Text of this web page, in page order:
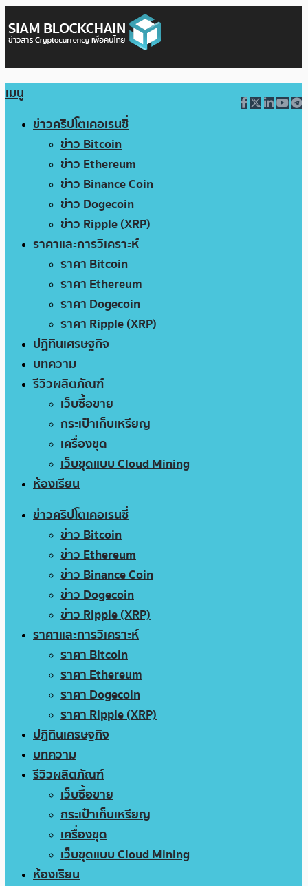
เมนู
ข่าวคริปโตเคอเรนซี่
ข่าว Bitcoin
ข่าว Ethereum
ข่าว Binance Coin
ข่าว Dogecoin
ข่าว Ripple (XRP)
ราคาและการวิเคราะห์
ราคา Bitcoin
ราคา Ethereum
ราคา Dogecoin
ราคา Ripple (XRP)
ปฏิทินเศรษฐกิจ
บทความ
รีวิวผลิตภัณฑ์
เว็บซื้อขาย
กระเป๋าเก็บเหรียญ
เครื่องขุด
เว็บขุดแบบ Cloud Mining
ห้องเรียน
ข่าวคริปโตเคอเรนซี่
ข่าว Bitcoin
ข่าว Ethereum
ข่าว Binance Coin
ข่าว Dogecoin
ข่าว Ripple (XRP)
ราคาและการวิเคราะห์
ราคา Bitcoin
ราคา Ethereum
ราคา Dogecoin
ราคา Ripple (XRP)
ปฏิทินเศรษฐกิจ
บทความ
รีวิวผลิตภัณฑ์
เว็บซื้อขาย
กระเป๋าเก็บเหรียญ
เครื่องขุด
เว็บขุดแบบ Cloud Mining
ห้องเรียน